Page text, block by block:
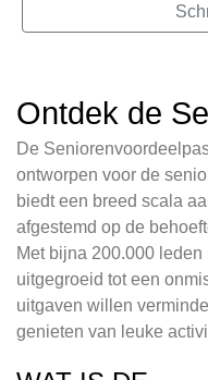
Ontdek de
De
ontworpen voor de
biedt een breed scala
afgestemd op de
Met bijna 200.000
uitgegroeid tot een
uitgaven willen
genieten van leuke